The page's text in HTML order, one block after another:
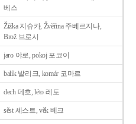
베스
Žižka 지슈카, Žvěřina 주베르지나,
Brož 브로시
jaro 야로, pokoj 포코이
balík 발리크, komár 코마르
dech 데흐, léto 레토
sěst 셰스트, věk 베크